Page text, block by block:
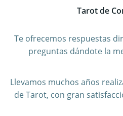
Tarot de
Te ofrecemos respuestas
preguntas dándote la
Llevamos muchos años
de Tarot, con gran